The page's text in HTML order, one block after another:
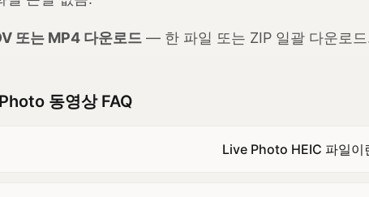
또는 MP4 다운로드 — 한 파일 또는 ZIP 일괄 다운로
동영상 FAQ
Live Photo HEIC 파일이